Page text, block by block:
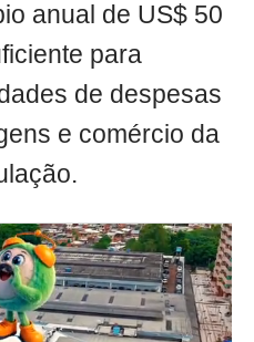
anual de US$ 50
para
de despesas
e comércio da